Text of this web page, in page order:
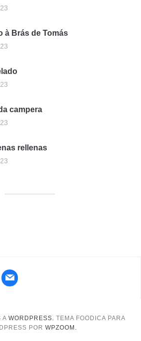
à Brás de Tomás
campera
rellenas
A WORDPRESS. TEMA FOODICA PARA
POR WPZOOM.